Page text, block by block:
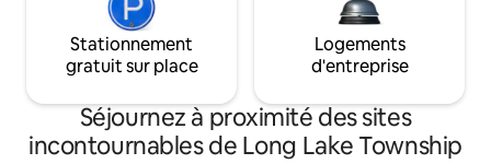
Stationnement
gratuit sur place
Logements
d'entreprise
Séjournez à proximité des sites
incontournables de Long Lake Township